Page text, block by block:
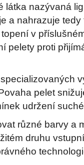
látka nazývaná
a nahrazuje
v
pelety proti
pelet
udržení
různé barvy a
druhu